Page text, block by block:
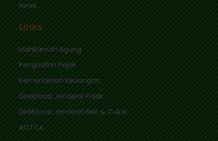
News
Links
Mahkamah Agung
Pengadilan Pajak
Kementerian Keuangan
Direktorat Jenderal Pajak
Direktorat Jenderal Bea & Cukai
AOTCA